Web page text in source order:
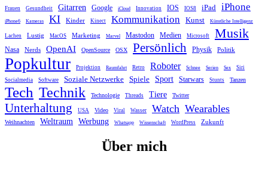
Frauen
Gesundheit Gitarren Google iCloud Innovation IOS IOS8 iPad iPhone
iPhone6 Kameras KI Kinder Kinect Kommunikation Kunst Künstliche Intelligenz
Lachen Lustig MacOS Marketing Marvel Mastodon Medien Microsoft Musik
Nasa Nerds OpenAI OpenSource OSX Persönlich Physik Politik
Popkultur Projektion Raumfahrt Retro Roboter Schnee Serien Sex Siri
Socialmedia Software Soziale Netzwerke Spiele Sport Starwars Stunts Tanzen
Tech Technik Technologie Threads Tiere Twitter
Unterhaltung USA Video Viral Wasser Watch Wearables
Weihnachten Weltraum Werbung Whatsapp Wissenschaft WordPress Zukunft
Über mich